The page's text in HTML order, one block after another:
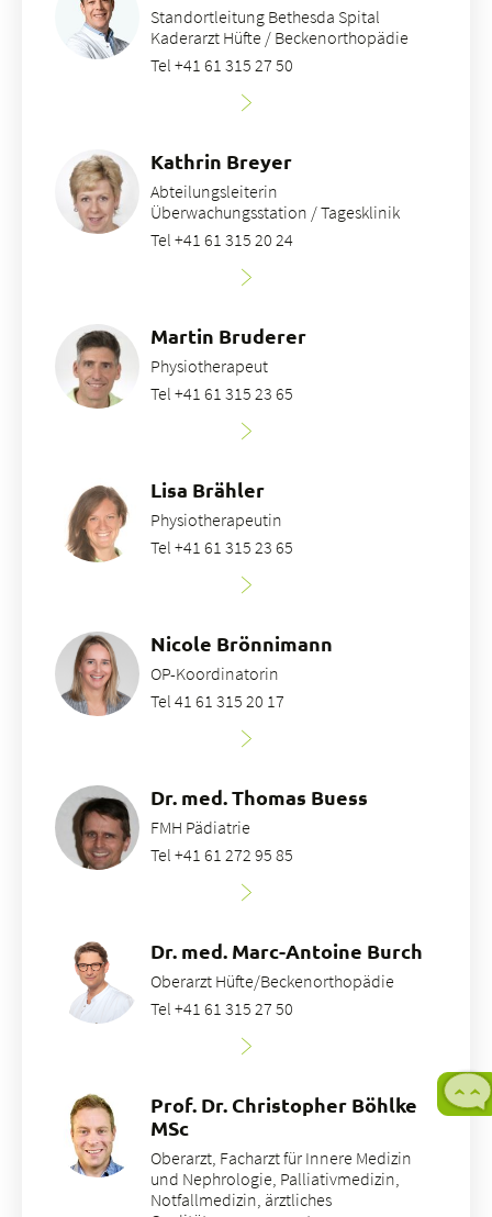
Standortleitung Bethesda Spital
Kaderarzt Hüfte / Beckenorthopädie
Tel +41 61 315 27 50
Kathrin Breyer
Abteilungsleiterin
Überwachungsstation / Tagesklinik
Tel +41 61 315 20 24
Martin Bruderer
Physiotherapeut
Tel +41 61 315 23 65
Lisa Brähler
Physiotherapeutin
Tel +41 61 315 23 65
Nicole Brönnimann
OP-Koordinatorin
Tel 41 61 315 20 17
Dr. med. Thomas Buess
FMH Pädiatrie
Tel +41 61 272 95 85
Dr. med. Marc-Antoine Burch
Oberarzt Hüfte/Beckenorthopädie
Tel +41 61 315 27 50
Prof. Dr. Christopher Böhlke
MSc
Oberarzt, Facharzt für Innere Medizin
und Nephrologie, Palliativmedizin,
Notfallmedizin, ärztliches